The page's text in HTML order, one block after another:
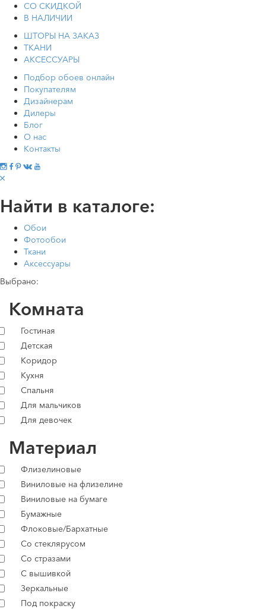
СО СКИДКОЙ
В НАЛИЧИИ
ШТОРЫ НА ЗАКАЗ
ТКАНИ
АКСЕССУАРЫ
Подбор обоев онлайн
Покупателям
Дизайнерам
Дилеры
Блог
О нас
Контакты
Найти в каталоге:
Обои
Фотообои
Ткани
Аксессуары
Выбрано:
Комната
Гостиная
Детская
Коридор
Кухня
Спальня
Для мальчиков
Для девочек
Материал
Флизелиновые
Виниловые на флизелине
Виниловые на бумаге
Бумажные
Флоковые/Бархатные
Со стеклярусом
Со стразами
С вышивкой
Зеркальные
Под покраску